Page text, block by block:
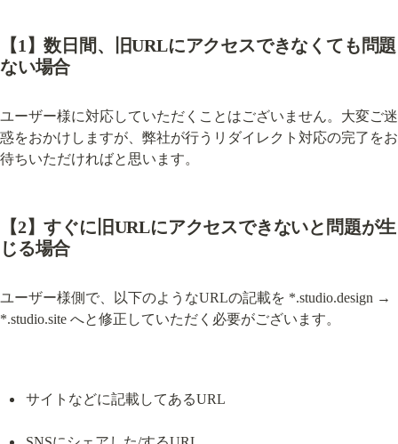
【1】数日間、旧URLにアクセスできなくても問題
ない場合
ユーザー様に対応していただくことはございません。大変ご迷
惑をおかけしますが、弊社が行うリダイレクト対応の完了をお
待ちいただければと思います。
【2】すぐに旧URLにアクセスできないと問題が生
じる場合
ユーザー様側で、以下のようなURLの記載を *.studio.design →
*.studio.site へと修正していただく必要がございます。
サイトなどに記載してあるURL